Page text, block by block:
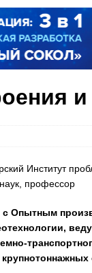
и
Институт
профессор
Опытным